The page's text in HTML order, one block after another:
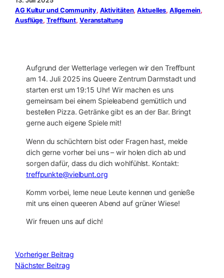
AG Kultur und Community, Aktivitäten, Aktuelles, Allgemein
Ausflüge, Treffbunt, Veranstaltung
Aufgrund der Wetterlage verlegen wir den Treffbunt
am 14. Juli 2025 ins Queere Zentrum Darmstadt und
starten erst um 19:15 Uhr! Wir machen es uns
gemeinsam bei einem Spieleabend gemütlich und
bestellen Pizza. Getränke gibt es an der Bar. Bringt
gerne auch eigene Spiele mit!
Wenn du schüchtern bist oder Fragen hast, melde
dich gerne vorher bei uns – wir holen dich ab und
sorgen dafür, dass du dich wohlfühlst. Kontakt:
treffpunkte@vielbunt.org
Komm vorbei, lerne neue Leute kennen und genieße
mit uns einen queeren Abend auf grüner Wiese!
Wir freuen uns auf dich!
Vorheriger Beitrag
Nächster Beitrag